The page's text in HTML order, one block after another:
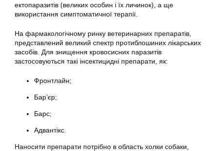
ектопаразитів (великих особин і їх личинок), а ще
використання симптоматичної терапії.
На фармакологічному ринку ветеринарних препаратів,
представлений великий спектр протиблошиних лікарських
засобів. Для знищення кровосисних паразитів
застосовуються такі інсектицидні препарати, як:
Фронтлайн;
Бар’єр;
Барс;
Адвантікс.
Наносити препарати потрібно в область холки собаки,